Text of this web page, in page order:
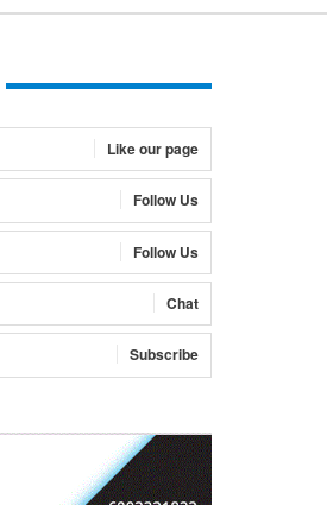
Like our page
Follow Us
Follow Us
Chat
Subscribe